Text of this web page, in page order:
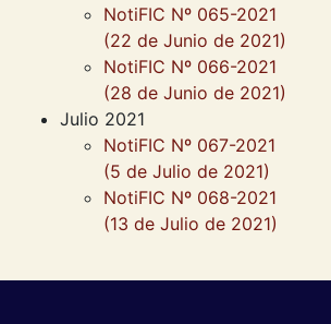
NotiFIC Nº 065-2021
(22 de Junio de 2021)
NotiFIC Nº 066-2021
(28 de Junio de 2021)
Julio 2021
NotiFIC Nº 067-2021
(5 de Julio de 2021)
NotiFIC Nº 068-2021
(13 de Julio de 2021)